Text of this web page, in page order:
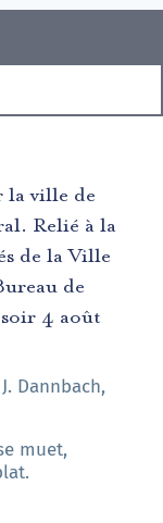
la ville de
Relié à la
de la Ville
de
4 août
Dannbach,
muet,